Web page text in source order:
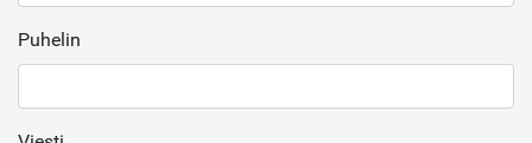
Puhelin